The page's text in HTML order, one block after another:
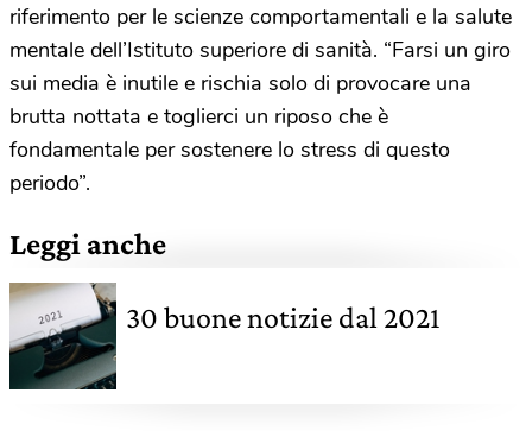
riferimento per le scienze comportamentali e la salute
mentale dell’Istituto superiore di sanità. “Farsi un giro
sui media è inutile e rischia solo di provocare una
brutta nottata e toglierci un riposo che è
fondamentale per sostenere lo stress di questo
periodo”.
Leggi anche
30 buone notizie dal 2021